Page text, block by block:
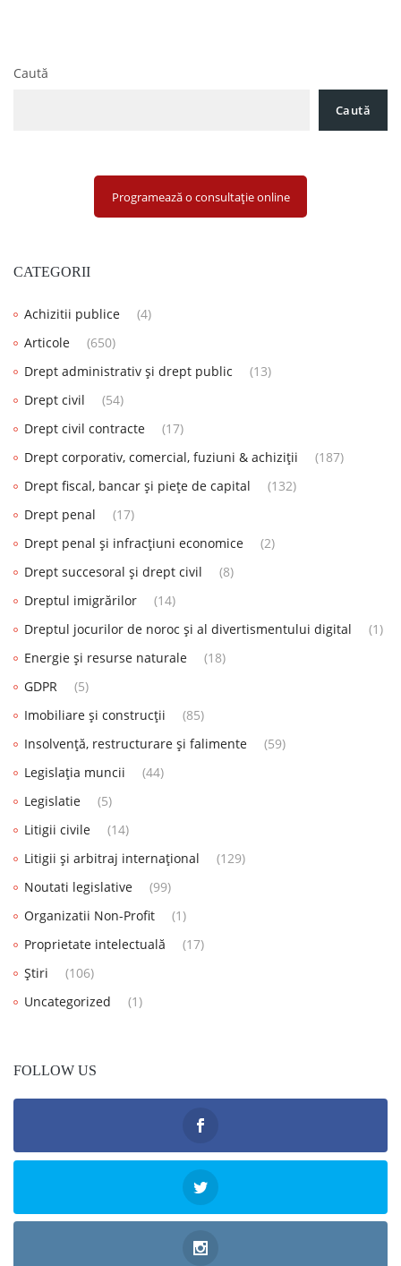
Caută
Caută
Programează o consultație online
CATEGORII
Achizitii publice
(4)
Articole
(650)
Drept administrativ și drept public
(13)
Drept civil
(54)
Drept civil contracte
(17)
Drept corporativ, comercial, fuziuni & achiziții
(187)
Drept fiscal, bancar și piețe de capital
(132)
Drept penal
(17)
Drept penal și infracțiuni economice
(2)
Drept succesoral și drept civil
(8)
Dreptul imigrărilor
(14)
Dreptul jocurilor de noroc și al divertismentului digital
(1)
Energie și resurse naturale
(18)
GDPR
(5)
Imobiliare și construcții
(85)
Insolvență, restructurare și falimente
(59)
Legislația muncii
(44)
Legislatie
(5)
Litigii civile
(14)
Litigii și arbitraj internațional
(129)
Noutati legislative
(99)
Organizatii Non-Profit
(1)
Proprietate intelectuală
(17)
Știri
(106)
Uncategorized
(1)
FOLLOW US